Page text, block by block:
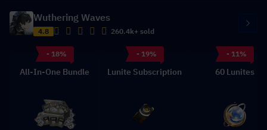
Wuthering Waves
4.8 260.4k+ sold
- 18%
All-In-One Bundle
- 19%
Lunite Subscription
- 11%
60 Lunites